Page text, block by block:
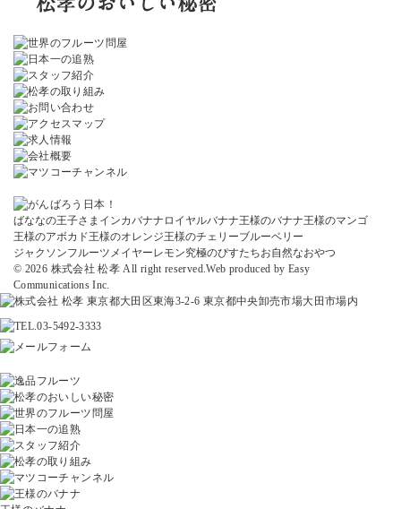
ばななの王子さま インカバナナ ロイヤルバナナ王様のバナナ王様のマンゴ
王様のアボカド王様のオレンジ王様のチェリーブルーベリー
ジャクソンフルーツ メイヤーレモン究極のぴすたちお自然なおやつ
© 2026 株式会社 松孝 All right reserved.Web produced byEasy
Communications Inc.